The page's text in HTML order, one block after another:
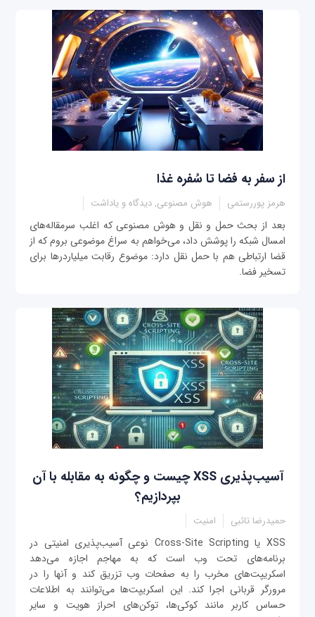
از سفر به فضا تا سُفره غذا
هرمز پوررستمی هوش مصنوعی, دیدگاه و یاداشت
بعد از بحث حمل و نقل و هوش مصنوعی که اغلب سرمقاله‌های
امسال شبکه را پوشش داد، می‌خواهم به سراغ موضوعی بروم که از
قضا ارتباطی هم با حمل نقل دارد: موضوع رقابت میلیاردرها برای
تسخیر فضا.
آسیب‌پذیری XSS چیست و چگونه به مقابله با آن
بپردازیم؟
حمیدرضا تائبی امنیت
XSS یا Cross-Site Scripting نوعی آسیب‌پذیری امنیتی در
برنامه‌های تحت وب است که به مهاجم اجازه می‌دهد
اسکریپت‌های مخرب را به صفحات وب تزریق کند و آنها را در
مرورگر قربانی اجرا کند. این اسکریپت‌ها می‌توانند به اطلاعات
حساس کاربر مانند کوکی‌ها، توکن‌های احراز هویت و سایر